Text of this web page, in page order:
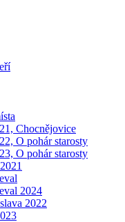
Chocnějovice
O pohár starosty
O pohár starosty
2024
2022